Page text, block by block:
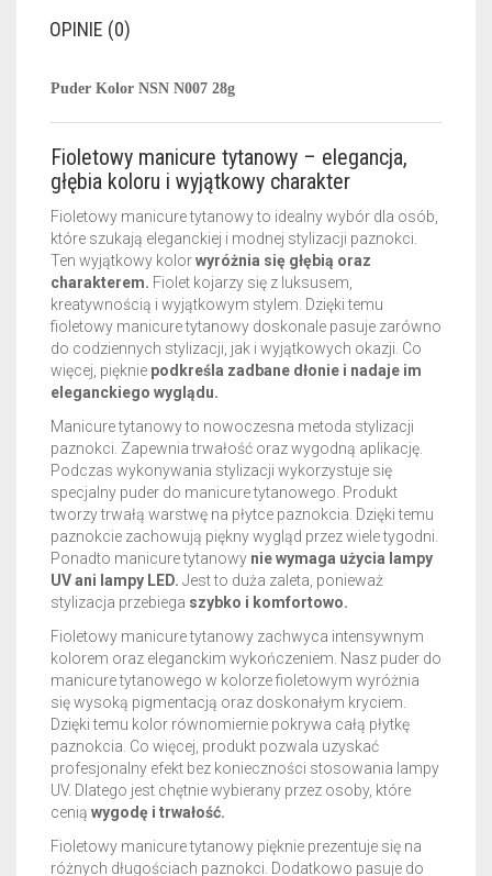
OPINIE (0)
Puder Kolor NSN N007 28g
Fioletowy manicure tytanowy – elegancja,
głębia koloru i wyjątkowy charakter
Fioletowy manicure tytanowy to idealny wybór dla osób,
które szukają eleganckiej i modnej stylizacji paznokci.
Ten wyjątkowy kolorwyróżnia się głębią oraz
charakterem. Fiolet kojarzy się z luksusem,
kreatywnością i wyjątkowym stylem. Dzięki temu
fioletowy manicure tytanowy doskonale pasuje zarówno
do codziennych stylizacji, jak i wyjątkowych okazji. Co
więcej, pięknie podkreśla zadbane dłonie i nadaje im
eleganckiego wyglądu.
Manicure tytanowy to nowoczesna metoda stylizacji
paznokci. Zapewnia trwałość oraz wygodną aplikację.
Podczas wykonywania stylizacji wykorzystuje się
specjalny puder do manicure tytanowego. Produkt
tworzy trwałą warstwę na płytce paznokcia. Dzięki temu
paznokcie zachowują piękny wygląd przez wiele tygodni.
Ponadto manicure tytanowy nie wymaga użycia lampy
UV ani lampy LED. Jest to duża zaleta, ponieważ
stylizacja przebiega szybko i komfortowo.
Fioletowy manicure tytanowy zachwyca intensywnym
kolorem oraz eleganckim wykończeniem. Nasz puder do
manicure tytanowego w kolorze fioletowym wyróżnia
się wysoką pigmentacją oraz doskonałym kryciem.
Dzięki temu kolor równomiernie pokrywa całą płytkę
paznokcia. Co więcej, produkt pozwala uzyskać
profesjonalny efekt bez konieczności stosowania lampy
UV. Dlatego jest chętnie wybierany przez osoby, które
cenią wygodę i trwałość.
Fioletowy manicure tytanowy pięknie prezentuje się na
różnych długościach paznokci. Dodatkowo pasuje do